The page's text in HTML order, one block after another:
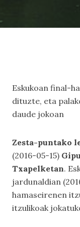
Eskukoan final-
dituzte, eta
daude jokoan
Zesta-puntako
(2016-05-15)
Txapelketan.
jardunaldian
hamaseirenen
itzulikoak